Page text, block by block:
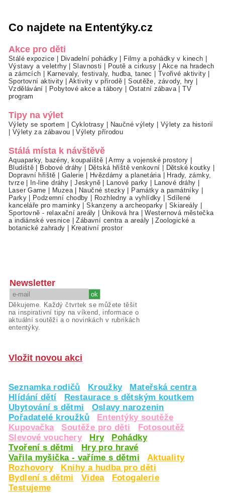
Co najdete na Ententýky.cz
Akce pro děti
Stálé expozice Divadelní pohádky Filmy a pohádky v kinech
Výstavy a veletrhy|Slavnosti Poutě a cirkusy
Akce na hradech
a zámcích
Karnevaly, festivaly, hudba, tanec Tvořivé aktivity
Sportovní aktivity|Aktivity v přírodě |Soutěže, závody, hry
Vzdělávání
Pobytové akce a tábory Ostatní zábava|TV
program
Tipy na výlet
Výlety se sportem Cyklotrasy Naučné výlety
Výlety za historií
Výlety za zábavou |Výlety přírodou
Stálá místa k návštěvě
Aquaparky, bazény, koupaliště |Army a vojenské prostory
Bludiště
Bobové dráhy Dětská hřiště venkovní Dětské koutky
Dopravní hřiště
Galerie Hvězdárny a planetária|
Hrady, zámky,
tvrze| In-line dráhy |Jeskyně| Lanové parky Lanové dráhy
Laser Game
Muzea| Naučné stezky Památky a památníky
Parky| Podzemní chodby Rozhledny a vyhlídky
Sdílené
kanceláře pro maminky |Skanzeny a archeoparky Skiareály
Sportovně - relaxační areály
Úniková hra|Westernová městečka
a indiánské vesnice |Zábavní centra a areály |Zoologické a
botanické zahrady
Kreativní prostor
Newsletter
Děkujeme. Každý čtvrtek se můžete těšit
na inspirativní tipy na víkend, informace o
aktuální soutěži a o novinkách v rubrikách
ententýky.
Vložit novou akci
Seznamka rodičů Kroužky
Mateřská centra
Hlídání dětí
Restaurace s dětským koutkem
Ubytování s dětmi
Oslavy narozenin
Pořadatelé kroužků
Ententýky soutěže
Kupovačka
Soutěže pro děti
Fotosoutěž
Slevové vouchery
Hry
Pohádky
Tvoření s dětmi
Hry pro hravé
Vařila myšička - vaříme s dětmi
Aktuality
Rozhovory
Knihy a hudba pro děti
Bydlení s dětmi
Videa
Fotogalerie
Testujeme